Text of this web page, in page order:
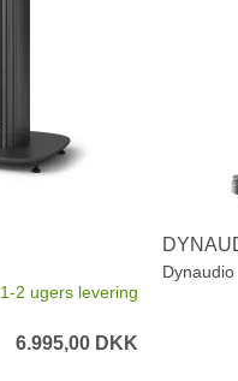
2 ugers levering
6.995,00 DKK
Dynaudio